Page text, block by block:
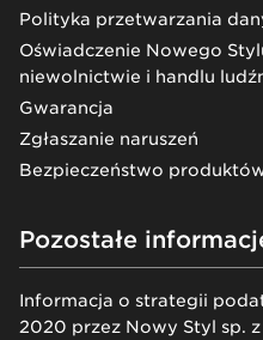
Polityka przetwarzania
Oświadczenie Nowego
niewolnictwie i handlu
Gwarancja
Zgłaszanie naruszeń
Bezpieczeństwo
Pozostałe
Informacja o strategii
2020 przez Nowy Styl sp. z